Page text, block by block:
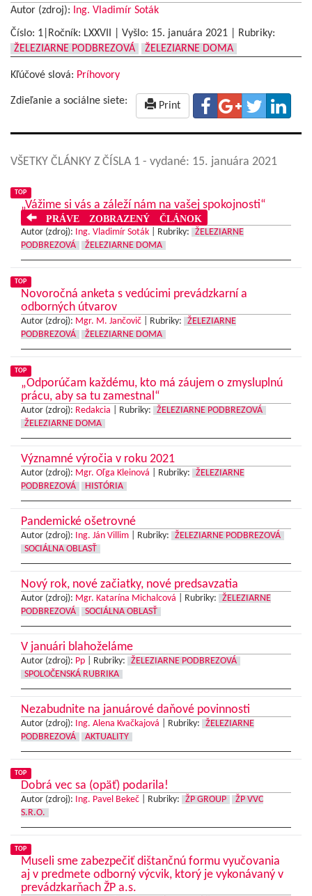
Autor (zdroj): Ing. Vladimír Soták
Číslo: 1|Ročník: LXXVII | Vyšlo: 15. januára 2021
Rubriky:
ŽELEZIARNE PODBREZOVÁ
ŽELEZIARNE DOMA
Kľúčové slová: Príhovory
Zdieľanie a sociálne siete: Print
VŠETKY ČLÁNKY Z ČÍSLA 1 - vydané: 15. januára 2021
TOP
„Vážime si vás a záleží nám na vašej spokojnosti“
PRÁVE ZOBRAZENÝ ČLÁNOK
Autor (zdroj): Ing. Vladimír Soták Rubriky:
ŽELEZIARNE
PODBREZOVÁ
ŽELEZIARNE DOMA
TOP
Novoročná anketa s vedúcimi prevádzkarní a
odborných útvarov
Autor (zdroj): Mgr. M. Jančovič Rubriky:
ŽELEZIARNE
PODBREZOVÁ
ŽELEZIARNE DOMA
TOP
„Odporúčam každému, kto má záujem o zmysluplnú
prácu, aby sa tu zamestnal“
Autor (zdroj): Redakcia Rubriky:
ŽELEZIARNE PODBREZOVÁ
ŽELEZIARNE DOMA
Významné výročia v roku 2021
Autor (zdroj): Mgr. Oľga Kleinová Rubriky:
ŽELEZIARNE
PODBREZOVÁ
HISTÓRIA
Pandemické ošetrovné
Autor (zdroj): Ing. Ján Villim Rubriky:
ŽELEZIARNE PODBREZOVÁ
SOCIÁLNA OBLASŤ
Nový rok, nové začiatky, nové predsavzatia
Autor (zdroj): Mgr. Katarína Michalcová Rubriky:
ŽELEZIARNE
PODBREZOVÁ
SOCIÁLNA OBLASŤ
V januári blahoželáme
Autor (zdroj): Pp Rubriky:
ŽELEZIARNE PODBREZOVÁ
SPOLOČENSKÁ RUBRIKA
Nezabudnite na januárové daňové povinnosti
Autor (zdroj): Ing. Alena Kvačkajová Rubriky:
ŽELEZIARNE
PODBREZOVÁ
AKTUALITY
TOP
Dobrá vec sa (opäť) podarila!
Autor (zdroj): Ing. Pavel Bekeč Rubriky: ŽP GROUP
ŽP VVC
S.R.O.
TOP
Museli sme zabezpečiť dištančnú formu vyučovania
aj v predmete odborný výcvik, ktorý je vykonávaný v
prevádzkarňach ŽP a.s.